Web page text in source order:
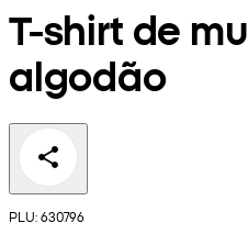
T-shirt de
algodão
PLU: 630796